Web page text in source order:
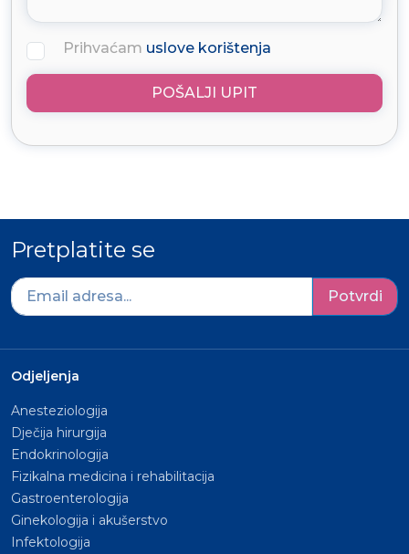
Prihvaćam uslove korištenja
POŠALJI UPIT
Pretplatite se
Potvrdi
Odjeljenja
Anesteziologija
Dječija hirurgija
Endokrinologija
Fizikalna medicina i rehabilitacija
Gastroenterologija
Ginekologija i akušerstvo
Infektologija